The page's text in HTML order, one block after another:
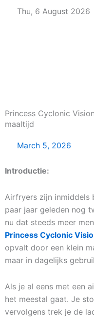
Thu, 6 August 2026
Princess Cyclonic
maaltijd
March 5, 2026
Introductie:
Airfryers zijn inmiddels
paar jaar geleden nog
nu dat steeds meer
Princess Cyclonic
opvalt door een klein
maar in dagelijks
Als je al eens met een
het meestal gaat. Je
vervolgens trek je de